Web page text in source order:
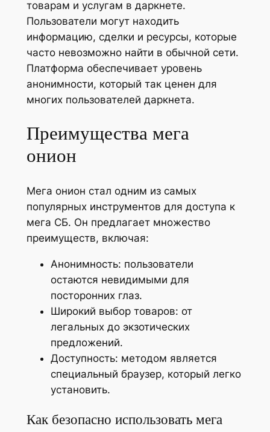
товарам и услугам в даркнете.
Пользователи могут находить
информацию, сделки и ресурсы, которые
часто невозможно найти в обычной сети.
Платформа обеспечивает уровень
анонимности, который так ценен для
многих пользователей даркнета.
Преимущества мега
онион
Мега онион стал одним из самых
популярных инструментов для доступа к
мега СБ. Он предлагает множество
преимуществ, включая:
Анонимность: пользователи
остаются невидимыми для
посторонних глаз.
Широкий выбор товаров: от
легальных до экзотических
предложений.
Доступность: методом является
специальный браузер, который легко
установить.
Как безопасно использовать мега